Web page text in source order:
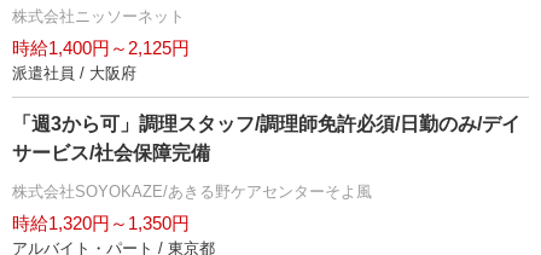
株式会社ニッソーネット
時給1,400円～2,125円
派遣社員 / 大阪府
「週3から可」調理スタッフ/調理師免許必須/日勤のみ/デイ
サービス/社会保障完備
株式会社SOYOKAZE/あきる野ケアセンターそよ風
時給1,320円～1,350円
アルバイト・パート / 東京都